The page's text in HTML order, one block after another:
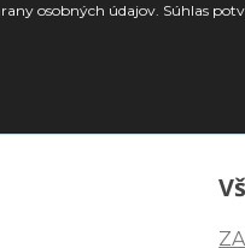
osobných údajov. Súhlas